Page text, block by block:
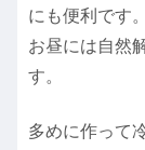
にも便利です
お昼には自然
す。
多めに作って